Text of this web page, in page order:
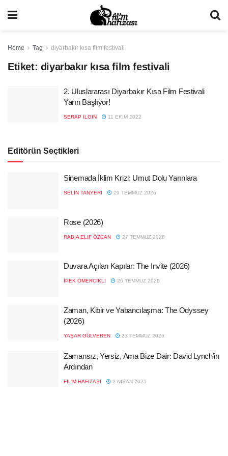
Home Tag diyarbakır kısa film festivali
Etiket: diyarbakır kısa film festivali
2. Uluslararası Diyarbakır Kısa Film Festivali
Yarın Başlıyor!
SERAP ILGIN 11 EKIM 2022
Editörün Seçtikleri
Sinemada İklim Krizi: Umut Dolu Yarınlara
SELIN TANYERI 29 TEMMUZ 2026
Rose (2026)
RABIA ELIF ÖZCAN 27 TEMMUZ 2026
Duvara Açılan Kapılar: The Invite (2026)
İPEK ÖMERCIKLI 26 TEMMUZ 2026
Zaman, Kibir ve Yabancılaşma: The Odyssey
(2026)
YAŞAR GÜLVEREN 23 TEMMUZ 2026
Zamansız, Yersiz, Ama Bize Dair: David Lynch’in
Ardından
FIL'M HAFIZASI 2 NISAN 2025